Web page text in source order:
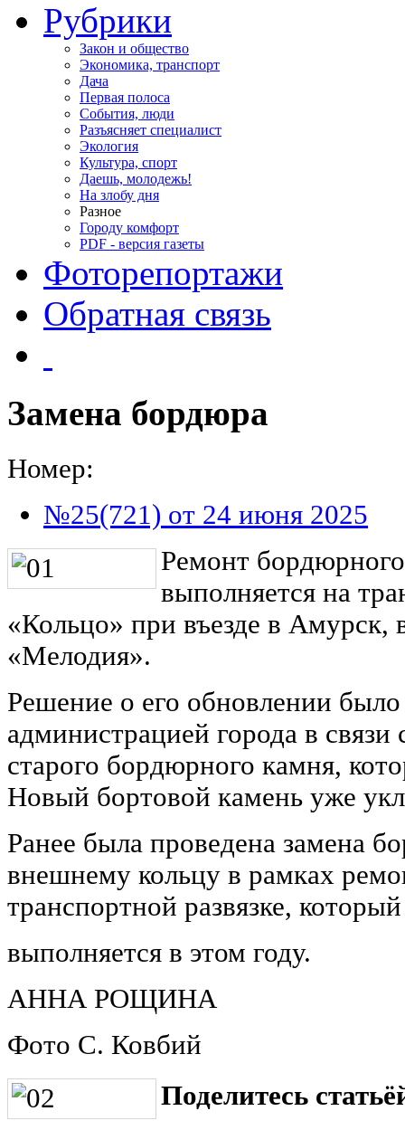
Рубрики
Закон и общество
Экономика, транспорт
Дача
Первая полоса
События, люди
Разъясняет специалист
Экология
Культура, спорт
Даешь, молодежь!
На злобу дня
Разное
Городу комфорт
PDF - версия газеты
Фоторепортажи
Обратная связь
Замена бордюра
Номер:
№25(721) от 24 июня 2025
Ремонт
выполняется на
«Кольцо» при въезде в Амурск,
«Мелодия».
Решение о его обновлении
администрацией города в
старого бордюрного камня,
Новый бортовой камень уже
Ранее была проведена замена
внешнему кольцу в рамках
транспортной развязке, который
выполняется в этом году.
АННА РОЩИНА
Фото С. Ковбий
Поделитесь